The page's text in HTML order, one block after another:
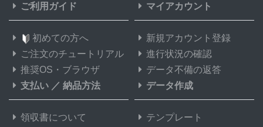
ご利用ガイド
初めての方へ
ご注文のチュートリアル
推奨OS・ブラウザ
マイアカウント
新規アカウント登録
進行状況の確認
データ不備の返答
支払い ／ 納品方法
領収書について
データ作成
テンプレート